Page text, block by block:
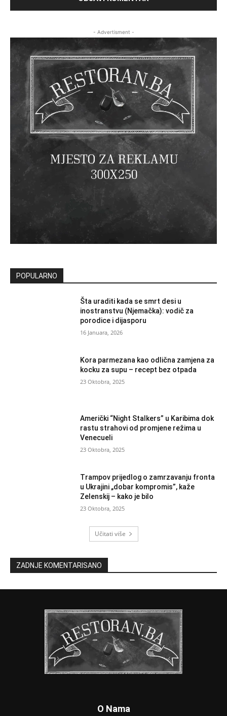
- Advertisment -
POPULARNO
Šta uraditi kada se smrt desi u
inostranstvu (Njemačka): vodič za
porodice i dijasporu
16 Januara, 2026
Kora parmezana kao odlična zamjena za
kocku za supu – recept bez otpada
23 Oktobra, 2025
Američki “Night Stalkers” u Karibima dok
rastu strahovi od promjene režima u
Venecueli
23 Oktobra, 2025
Trampov prijedlog o zamrzavanju fronta
u Ukrajini „dobar kompromis”, kaže
Zelenskij – kako je bilo
23 Oktobra, 2025
Učitati više
ZADNJE KOMENTARISANO
O Nama